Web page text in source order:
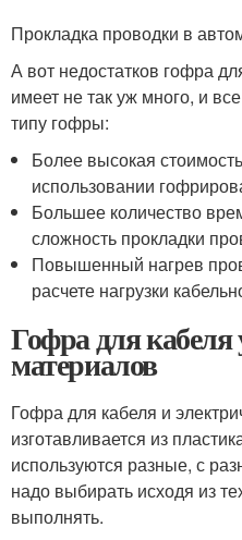
Прокладка проводки в
А вот недостатков гофра
имеет не так уж много, и
типу гофры:
Более высокая
использовании
Большее количество
сложность прокладки
Повышенный нагрев
расчете нагрузки
Гофра для
материалов
Гофра для кабеля и
изготавливается из
используются разные, с
надо выбирать исходя из
выполнять.